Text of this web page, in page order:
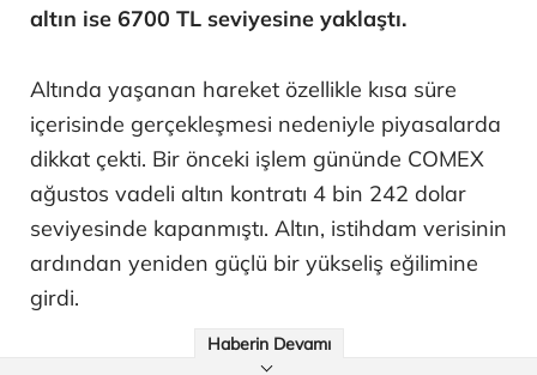
altın ise 6700 TL seviyesine yaklaştı.
Altında yaşanan hareket özellikle kısa süre
içerisinde gerçekleşmesi nedeniyle piyasalarda
dikkat çekti. Bir önceki işlem gününde COMEX
ağustos vadeli altın kontratı 4 bin 242 dolar
seviyesinde kapanmıştı. Altın, istihdam verisinin
ardından yeniden güçlü bir yükseliş eğilimine
girdi.
Haberin Devamı